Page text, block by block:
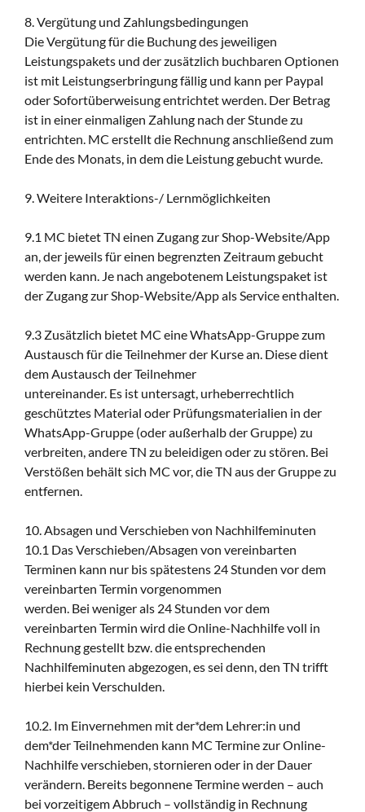
8. Vergütung und Zahlungsbedingungen
Die Vergütung für die Buchung des jeweiligen
Leistungspakets und der zusätzlich buchbaren Optionen
ist mit Leistungserbringung fällig und kann per Paypal
oder Sofortüberweisung entrichtet werden. Der Betrag
ist in einer einmaligen Zahlung nach der Stunde zu
entrichten. MC erstellt die Rechnung anschließend zum
Ende des Monats, in dem die Leistung gebucht wurde.
9. Weitere Interaktions-/ Lernmöglichkeiten
9.1 MC bietet TN einen Zugang zur Shop-Website/App
an, der jeweils für einen begrenzten Zeitraum gebucht
werden kann. Je nach angebotenem Leistungspaket ist
der Zugang zur Shop-Website/App als Service enthalten.
9.3 Zusätzlich bietet MC eine WhatsApp-Gruppe zum
Austausch für die Teilnehmer der Kurse an. Diese dient
dem Austausch der Teilnehmer
untereinander. Es ist untersagt, urheberrechtlich
geschütztes Material oder Prüfungsmaterialien in der
WhatsApp-Gruppe (oder außerhalb der Gruppe) zu
verbreiten, andere TN zu beleidigen oder zu stören. Bei
Verstößen behält sich MC vor, die TN aus der Gruppe zu
entfernen.
10. Absagen und Verschieben von Nachhilfeminuten
10.1 Das Verschieben/Absagen von vereinbarten
Terminen kann nur bis spätestens 24 Stunden vor dem
vereinbarten Termin vorgenommen
werden. Bei weniger als 24 Stunden vor dem
vereinbarten Termin wird die Online-Nachhilfe voll in
Rechnung gestellt bzw. die entsprechenden
Nachhilfeminuten abgezogen, es sei denn, den TN trifft
hierbei kein Verschulden.
10.2. Im Einvernehmen mit der*dem Lehrer:in und
dem*der Teilnehmenden kann MC Termine zur Online-
Nachhilfe verschieben, stornieren oder in der Dauer
verändern. Bereits begonnene Termine werden – auch
bei vorzeitigem Abbruch – vollständig in Rechnung